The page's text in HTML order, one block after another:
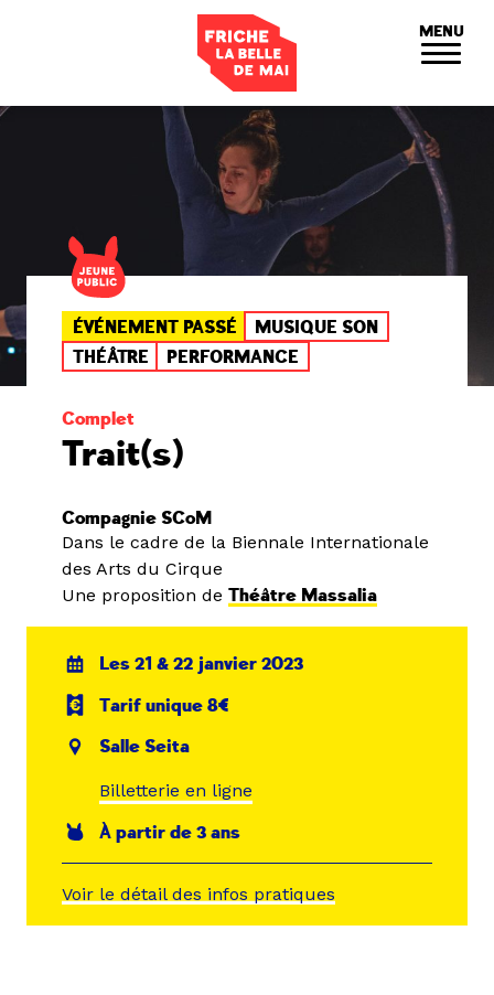
MENU
ÉVÉNEMENT PASSÉ
MUSIQUE SON
THÉÂTRE
PERFORMANCE
Complet
Trait(s)
Compagnie SCoM
Dans le cadre de la Biennale Internationale
des Arts du Cirque
Une proposition de Théâtre Massalia
Les 21 & 22 janvier 2023
Tarif unique 8€
Salle Seita
Billetterie en ligne
À partir de 3 ans
Voir le détail des infos pratiques
Panneau de gestion des cookies